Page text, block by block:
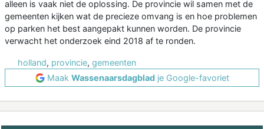
alleen is vaak niet de oplossing. De provincie wil samen met de
gemeenten kijken wat de precieze omvang is en hoe problemen
op parken het best aangepakt kunnen worden. De provincie
verwacht het onderzoek eind 2018 af te ronden.
holland, provincie, gemeenten
Maak Wassenaarsdagbladje Google-favoriet